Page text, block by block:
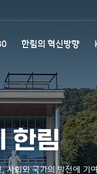
한림의 혁신방향
한림
사회와 국가의 발전에 기